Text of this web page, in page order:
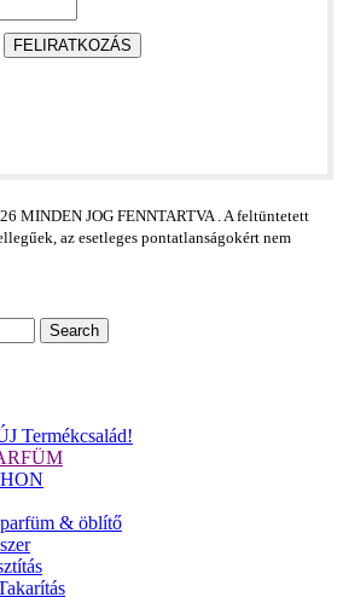
FELIRATKOZÁS
MINDEN JOG FENNTARTVA . A feltüntetett
az esetleges pontatlanságokért nem
Search
Termékcsalád!
& öblítő